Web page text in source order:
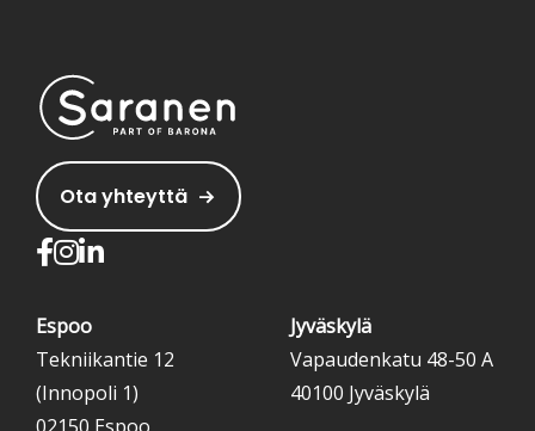
Ota yhteyttä
Espoo
Tekniikantie 12
(Innopoli 1)
02150 Espoo
Jyväskylä
Vapaudenkatu 48-50 A
40100 Jyväskylä